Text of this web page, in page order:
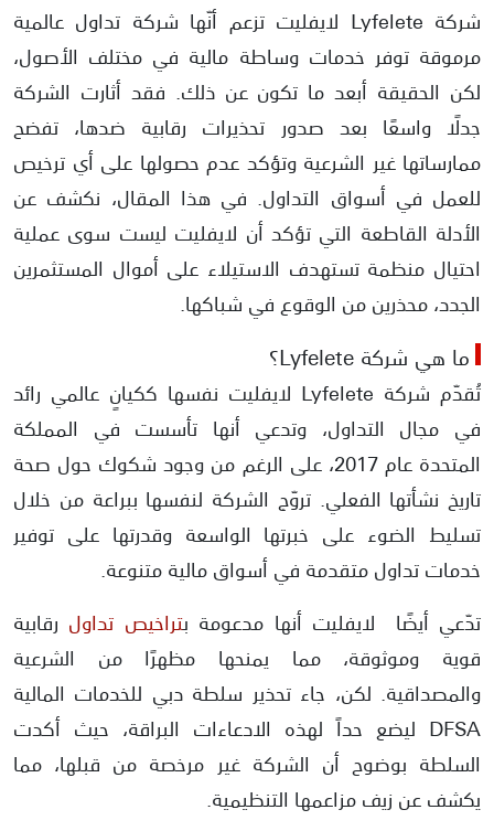
تناقض في تاريخ النشأة وسنوات الخبرة
ادعاءات ترويجية مبالغ بها
اتهامات وشكاوى حول التلاعب بالأسعار
شركة Lyfelete لايفليت تزعم أنّها شركة تداول عالمية
مرموقة توفر خدمات وساطة مالية في مختلف الأصول،
لكن الحقيقة أبعد ما تكون عن ذلك. فقد أثارت الشركة
جدلًا واسعًا بعد صدور تحذيرات رقابية ضدها، تفضح
ممارساتها غير الشرعية وتؤكد عدم حصولها على أي ترخيص
للعمل في أسواق التداول. في هذا المقال، نكشف عن
الأدلة القاطعة التي تؤكد أن لايفليت ليست سوى عملية
احتيال منظمة تستهدف الاستيلاء على أموال المستثمرين
الجدد، محذرين من الوقوع في شباكها.
ما هي شركة Lyfelete؟
تُقدّم شركة Lyfelete لايفليت نفسها ككيانٍ عالمي رائد
في مجال التداول، وتدعي أنها تأسست في المملكة
المتحدة عام 2017، على الرغم من وجود شكوك حول صحة
تاريخ نشأتها الفعلي. تروّج الشركة لنفسها ببراعة من خلال
تسليط الضوء على خبرتها الواسعة وقدرتها على توفير
خدمات تداول متقدمة في أسواق مالية متنوعة.
تدّعي أيضًا لايفليت أنها مدعومة بتراخيص تداول رقابية
قوية وموثوقة، مما يمنحها مظهرًا من الشرعية
والمصداقية. لكن، جاء تحذير سلطة دبي للخدمات المالية
DFSA ليضع حداً لهذه الادعاءات البراقة، حيث أكدت
السلطة بوضوح أن الشركة غير مرخصة من قبلها، مما
يكشف عن زيف مزاعمها التنظيمية.